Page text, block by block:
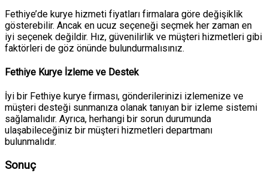
Fethiye’de kurye hizmeti fiyatları firmalara göre değişiklik
gösterebilir. Ancak en ucuz seçeneği seçmek her zaman en
iyi seçenek değildir. Hız, güvenilirlik ve müşteri hizmetleri gibi
faktörleri de göz önünde bulundurmalısınız.
Fethiye Kurye İzleme ve Destek
İyi bir Fethiye kurye firması, gönderilerinizi izlemenize ve
müşteri desteği sunmanıza olanak tanıyan bir izleme sistemi
sağlamalıdır. Ayrıca, herhangi bir sorun durumunda
ulaşabileceğiniz bir müşteri hizmetleri departmanı
bulunmalıdır.
Sonuç